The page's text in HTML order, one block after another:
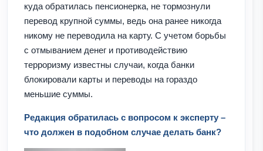
куда обратилась пенсионерка, не тормознули
перевод крупной суммы, ведь она ранее никогда
никому не переводила на карту. С учетом борьбы
с отмыванием денег и противодействию
терроризму известны случаи, когда банки
блокировали карты и переводы на гораздо
меньшие суммы.
Редакция обратилась с вопросом к эксперту –
что должен в подобном случае делать банк?